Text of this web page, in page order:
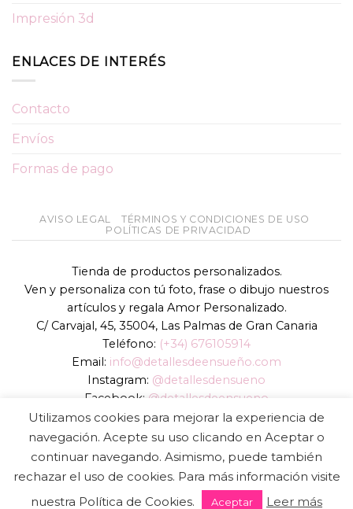
Impresión 3d
ENLACES DE INTERÉS
Contacto
Envíos
Formas de pago
AVISO LEGAL
TÉRMINOS Y CONDICIONES DE USO
POLÍTICAS DE PRIVACIDAD
Tienda de productos personalizados.
Ven y personaliza con tú foto, frase o dibujo nuestros
artículos y regala Amor Personalizado.
C/ Carvajal, 45, 35004, Las Palmas de Gran Canaria
Teléfono: (+34) 676105914
Email: info@detallesdeensueño.com
Instagram: @detallesdensueno
Facebook: @detallesdeensueno
TikTok: @detallesdensueno
Página web:www.detallesdeensueño.com
Copyright 2026 © DIGALOWEB.COM
Utilizamos cookies para mejorar la experiencia de
navegación. Acepte su uso clicando en Aceptar o
continuar navegando. Asimismo, puede también
rechazar el uso de cookies. Para más información visite
nuestra Política de Cookies.
Aceptar Leer más